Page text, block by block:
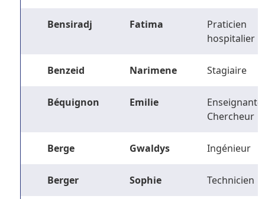
Bensiradj Fatima
Praticien
hospitalier
Benzeid Narimene Stagiaire
Béquignon Emilie
Enseignant-
Chercheur
Berge Gwaldys Ingénieur
Berger Sophie Technicien